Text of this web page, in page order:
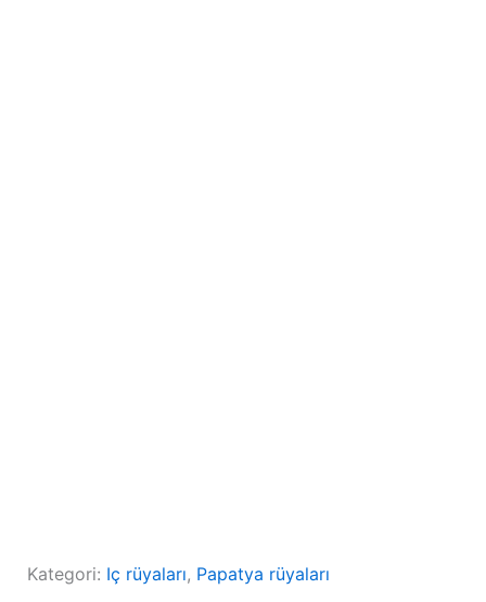
Kategori: Iç rüyaları, Papatya rüyaları